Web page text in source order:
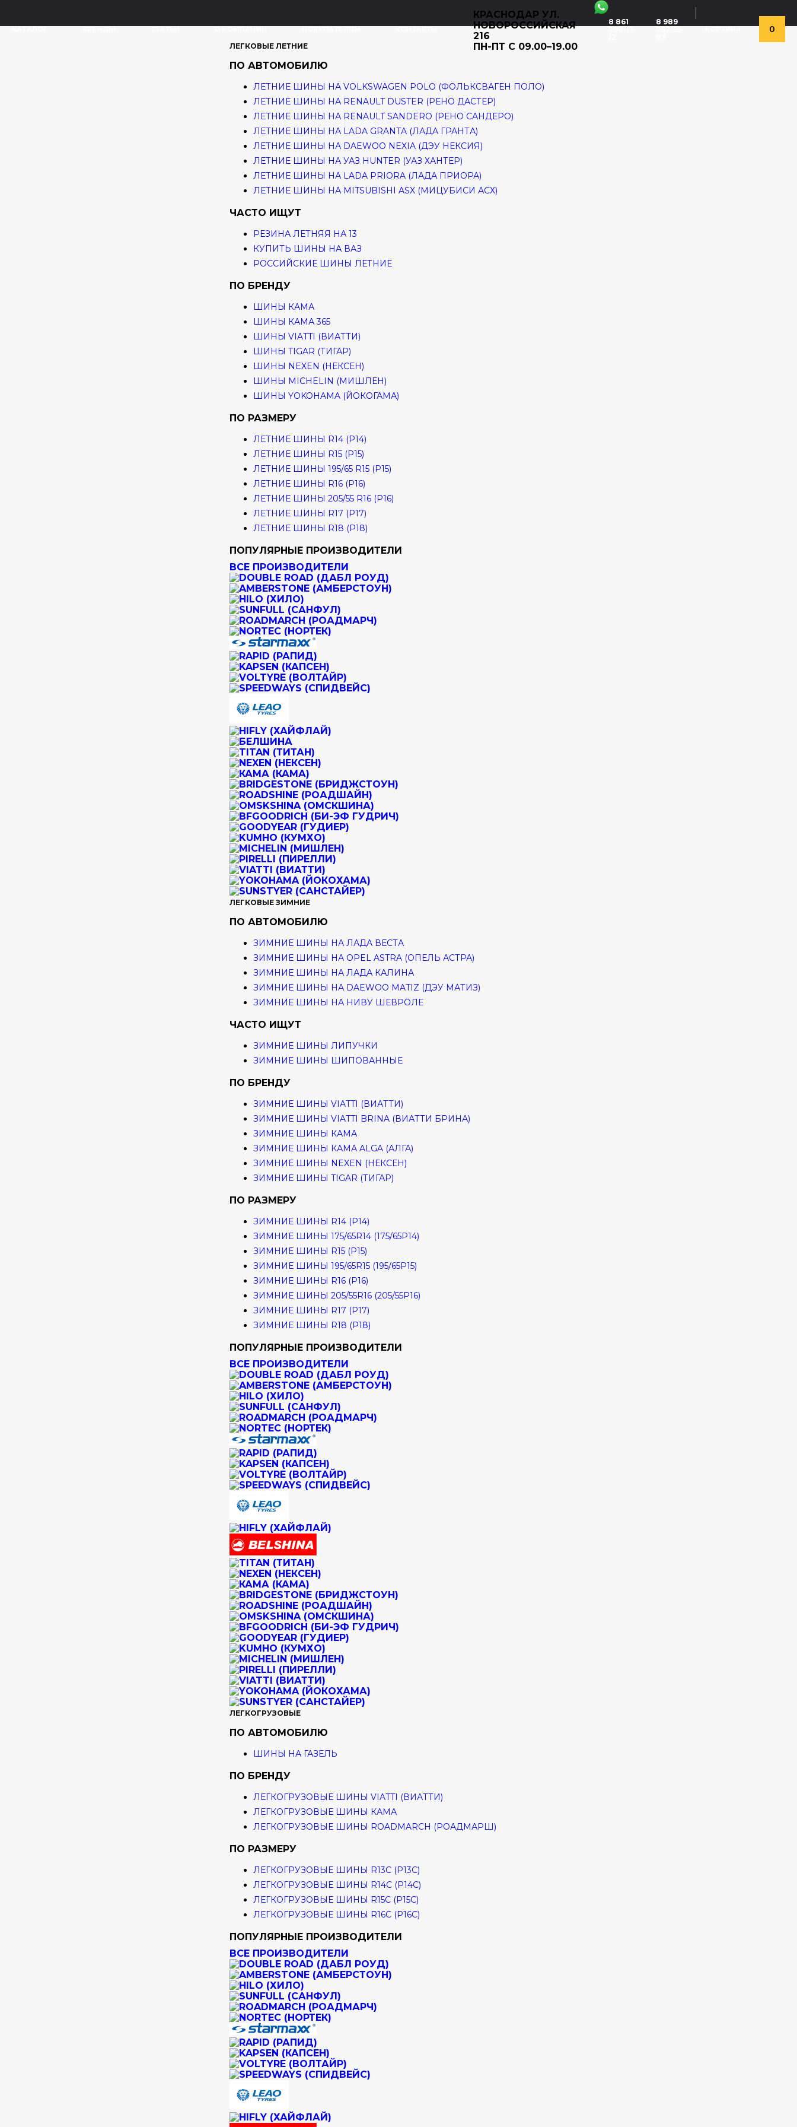
КРАСНОДАР УЛ.
НОВОРОССИЙСКАЯ
216
ПН-ПТ С 09.00–19.00
8 861
298-17-
8 989
262-55-
0
ЛЕГКОВЫЕ ЛЕТНИЕ
ПО АВТОМОБИЛЮ
ЛЕТНИЕ ШИНЫ НА VOLKSWAGEN POLO (ФОЛЬКСВАГЕН ПОЛО)
ЛЕТНИЕ ШИНЫ НА RENAULT DUSTER (РЕНО ДАСТЕР)
ЛЕТНИЕ ШИНЫ НА RENAULT SANDERO (РЕНО САНДЕРО)
ЛЕТНИЕ ШИНЫ НА LADA GRANTA (ЛАДА ГРАНТА)
ЛЕТНИЕ ШИНЫ НА DAEWOO NEXIA (ДЭУ НЕКСИЯ)
ЛЕТНИЕ ШИНЫ НА УАЗ HUNTER (УАЗ ХАНТЕР)
ЛЕТНИЕ ШИНЫ НА LADA PRIORA (ЛАДА ПРИОРА)
ЛЕТНИЕ ШИНЫ НА MITSUBISHI ASX (МИЦУБИСИ АСХ)
ЧАСТО ИЩУТ
РЕЗИНА ЛЕТНЯЯ НА 13
КУПИТЬ ШИНЫ НА ВАЗ
РОССИЙСКИЕ ШИНЫ ЛЕТНИЕ
ПО БРЕНДУ
ШИНЫ КАМА
ШИНЫ КАМА 365
ШИНЫ VIATTI (ВИАТТИ)
ШИНЫ TIGAR (ТИГАР)
ШИНЫ NEXEN (НЕКСЕН)
ШИНЫ MICHELIN (МИШЛЕН)
ШИНЫ YOKOHAMA (ЙОКОГАМА)
ПО РАЗМЕРУ
ЛЕТНИЕ ШИНЫ R14 (Р14)
ЛЕТНИЕ ШИНЫ R15 (Р15)
ЛЕТНИЕ ШИНЫ 195/65 R15 (Р15)
ЛЕТНИЕ ШИНЫ R16 (Р16)
ЛЕТНИЕ ШИНЫ 205/55 R16 (Р16)
ЛЕТНИЕ ШИНЫ R17 (Р17)
ЛЕТНИЕ ШИНЫ R18 (Р18)
ПОПУЛЯРНЫЕ ПРОИЗВОДИТЕЛИ
ВСЕ ПРОИЗВОДИТЕЛИ
ЛЕГКОВЫЕ ЗИМНИЕ
ПО АВТОМОБИЛЮ
ЗИМНИЕ ШИНЫ НА ЛАДА ВЕСТА
ЗИМНИЕ ШИНЫ НА OPEL ASTRA (ОПЕЛЬ АСТРА)
ЗИМНИЕ ШИНЫ НА ЛАДА КАЛИНА
ЗИМНИЕ ШИНЫ НА DAEWOO MATIZ (ДЭУ МАТИЗ)
ЗИМНИЕ ШИНЫ НА НИВУ ШЕВРОЛЕ
ЧАСТО ИЩУТ
ЗИМНИЕ ШИНЫ ЛИПУЧКИ
ЗИМНИЕ ШИНЫ ШИПОВАННЫЕ
ПО БРЕНДУ
ЗИМНИЕ ШИНЫ VIATTI (ВИАТТИ)
ЗИМНИЕ ШИНЫ VIATTI BRINA (ВИАТТИ БРИНА)
ЗИМНИЕ ШИНЫ КАМА
ЗИМНИЕ ШИНЫ КАМА ALGA (АЛГА)
ЗИМНИЕ ШИНЫ NEXEN (НЕКСЕН)
ЗИМНИЕ ШИНЫ TIGAR (ТИГАР)
ПО РАЗМЕРУ
ЗИМНИЕ ШИНЫ R14 (Р14)
ЗИМНИЕ ШИНЫ 175/65R14 (175/65Р14)
ЗИМНИЕ ШИНЫ R15 (Р15)
ЗИМНИЕ ШИНЫ 195/65R15 (195/65Р15)
ЗИМНИЕ ШИНЫ R16 (Р16)
ЗИМНИЕ ШИНЫ 205/55R16 (205/55Р16)
ЗИМНИЕ ШИНЫ R17 (Р17)
ЗИМНИЕ ШИНЫ R18 (Р18)
ПОПУЛЯРНЫЕ ПРОИЗВОДИТЕЛИ
ВСЕ ПРОИЗВОДИТЕЛИ
ЛЕГКОГРУЗОВЫЕ
ПО АВТОМОБИЛЮ
ШИНЫ НА ГАЗЕЛЬ
ПО БРЕНДУ
ЛЕГКОГРУЗОВЫЕ ШИНЫ VIATTI (ВИАТТИ)
ЛЕГКОГРУЗОВЫЕ ШИНЫ КАМА
ЛЕГКОГРУЗОВЫЕ ШИНЫ ROADMARCH (РОАДМАРШ)
ПО РАЗМЕРУ
ЛЕГКОГРУЗОВЫЕ ШИНЫ R13C (Р13С)
ЛЕГКОГРУЗОВЫЕ ШИНЫ R14C (Р14С)
ЛЕГКОГРУЗОВЫЕ ШИНЫ R15C (Р15С)
ЛЕГКОГРУЗОВЫЕ ШИНЫ R16C (Р16С)
ПОПУЛЯРНЫЕ ПРОИЗВОДИТЕЛИ
ВСЕ ПРОИЗВОДИТЕЛИ